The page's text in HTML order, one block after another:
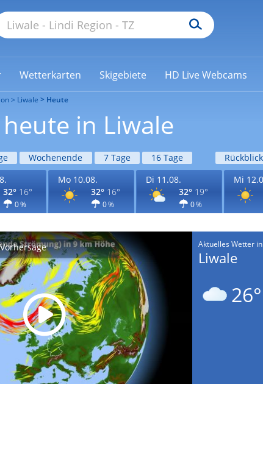
Wetterkarten Skigebiete HD Live Webcams
Liwale Heute
in Liwale
Wochenende 7 Tage 16 Tage
Rückblick
32° 16°
0 %
Mo 10.08.
32° 16°
0 %
Di 11.08.
32° 19°
0 %
Mi
Aktuelles Wetter in
Liwale